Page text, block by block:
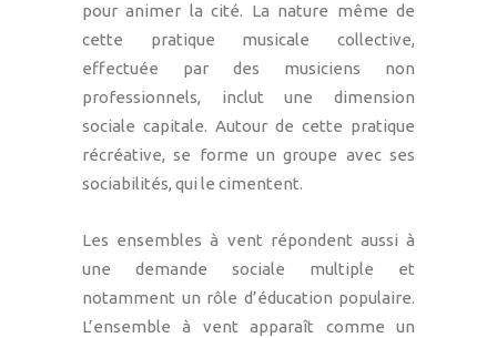
pour animer la cité. La nature même de
cette pratique musicale collective,
effectuée par des musiciens non
professionnels, inclut une dimension
sociale capitale. Autour de cette pratique
récréative, se forme un groupe avec ses
sociabilités, qui le cimentent.
Les ensembles à vent répondent aussi à
une demande sociale multiple et
notamment un rôle d’éducation populaire.
L’ensemble à vent apparaît comme un